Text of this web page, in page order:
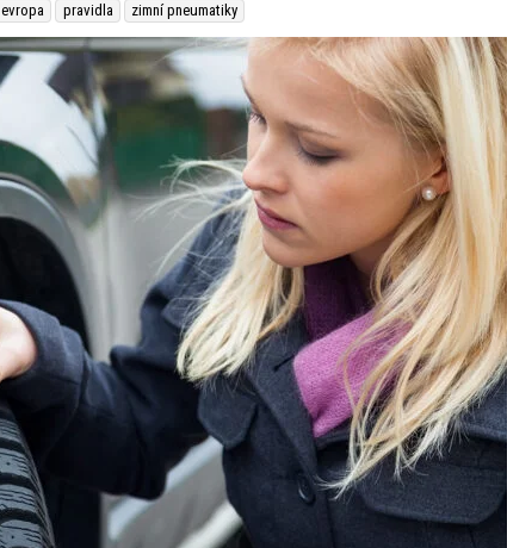
evropa pravidla zimní pneumatiky